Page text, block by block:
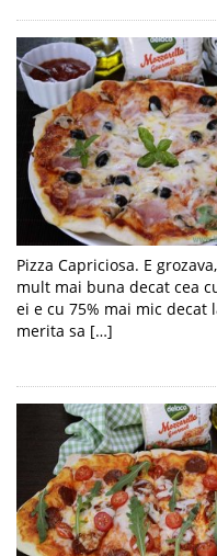
Pizza Capriciosa. E
mult mai buna decat cea
ei e cu 75% mai mic decat
merita sa […]